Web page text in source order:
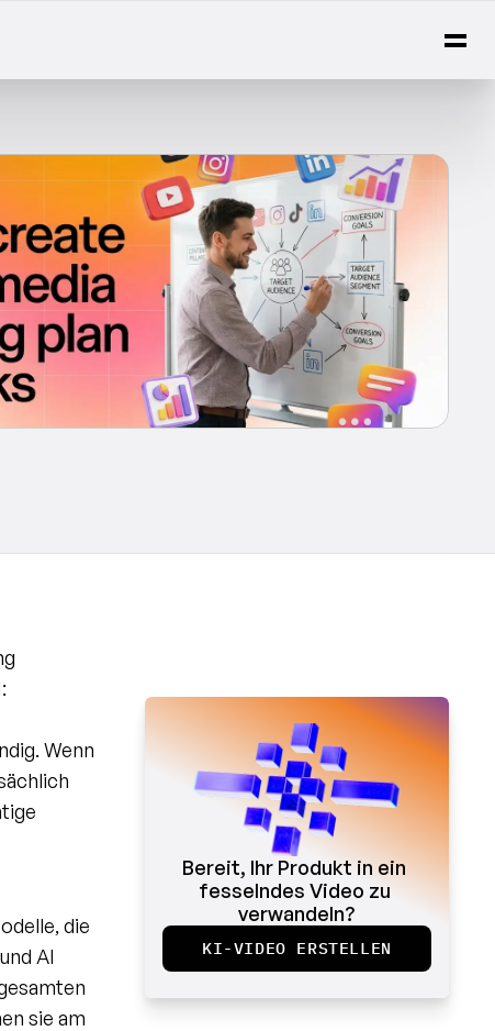
Wenn
die
AI
sie am
Bereit, Ihr Produkt in ein
fesselndes Video zu
verwandeln?
KI-VIDEO ERSTELLEN